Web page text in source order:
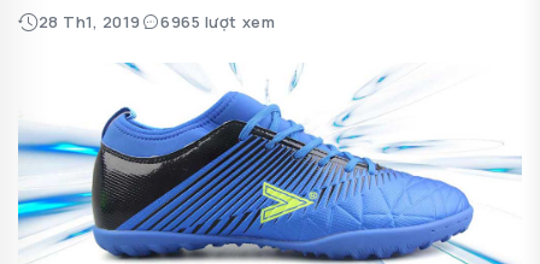
28 Th1, 2019 6965 lượt xem